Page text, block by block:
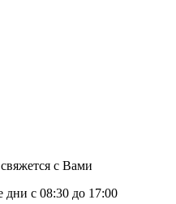
с Вами
дни c 08:30 до 17:00